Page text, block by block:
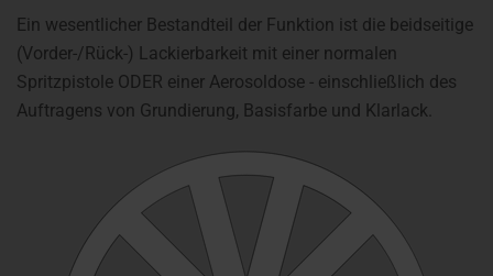
Ein wesentlicher Bestandteil der Funktion ist die beidseitige
(Vorder-/Rück-) Lackierbarkeit mit einer normalen
Spritzpistole ODER einer Aerosoldose - einschließlich des
Auftragens von Grundierung, Basisfarbe und Klarlack.